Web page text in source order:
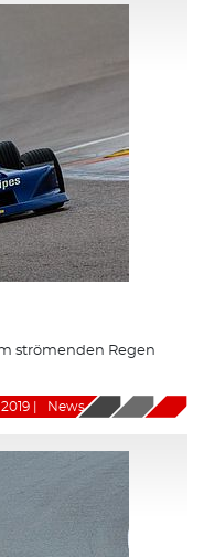
strömenden Regen
News